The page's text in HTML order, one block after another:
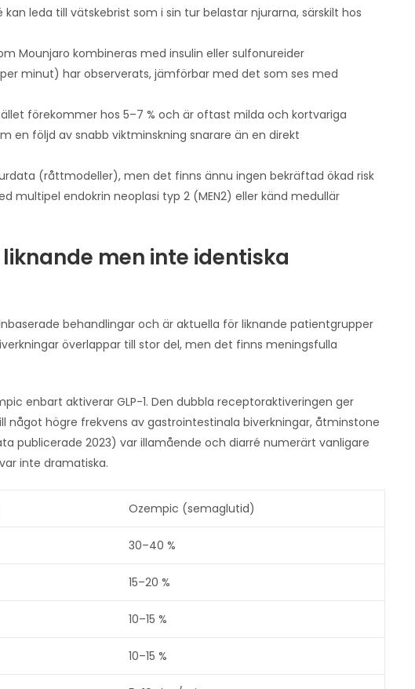
leda till vätskebrist som i sin tur belastar njurarna, särskilt hos
Mounjaro kombineras med insulin eller sulfonureider
minut) har observerats, jämförbar med det som ses med
förekommer hos 5–7 % och är oftast milda och kortvariga
en följd av snabb viktminskning snarare än en direkt
(råttmodeller), men det finns ännu ingen bekräftad ökad risk
multipel endokrin neoplasi typ 2 (MEN2) eller känd medullär
men inte identiska
behandlingar och är aktuella för liknande patientgrupper
överlappar till stor del, men det finns meningsfulla
enbart aktiverar GLP-1. Den dubbla receptoraktiveringen ger
något högre frekvens av gastrointestinala biverkningar, åtminstone
publicerade 2023) var illamående och diarré numerärt vanligare
inte dramatiska.
Ozempic (semaglutid)
30–40 %
15–20 %
10–15 %
10–15 %